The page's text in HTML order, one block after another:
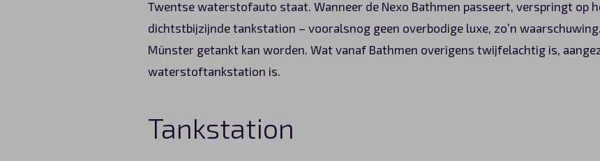
Twentse waterstofauto staat. Wanneer de Nexo Bathmen passeert, verspringt op
dichtstbijzijnde tankstation – vooralsnog geen overbodige luxe, zo’n
Münster getankt kan worden. Wat vanaf Bathmen overigens twijfelachtig is,
waterstoftankstation is.
Tankstation